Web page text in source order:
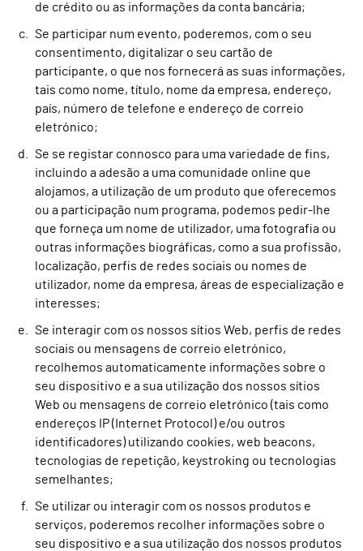
de crédito ou as informações da conta bancária;
Se participar num evento, poderemos, com o seu
consentimento, digitalizar o seu cartão de
participante, o que nos fornecerá as suas informações,
tais como nome, título, nome da empresa, endereço,
país, número de telefone e endereço de correio
eletrónico;
Se se registar connosco para uma variedade de fins,
incluindo a adesão a uma comunidade online que
alojamos, a utilização de um produto que oferecemos
ou a participação num programa, podemos pedir-lhe
que forneça um nome de utilizador, uma fotografia ou
outras informações biográficas, como a sua profissão,
localização, perfis de redes sociais ou nomes de
utilizador, nome da empresa, áreas de especialização e
interesses;
Se interagir com os nossos sítios Web, perfis de redes
sociais ou mensagens de correio eletrónico,
recolhemos automaticamente informações sobre o
seu dispositivo e a sua utilização dos nossos sítios
Web ou mensagens de correio eletrónico (tais como
endereços IP (Internet Protocol) e/ou outros
identificadores) utilizando cookies, web beacons,
tecnologias de repetição, keystroking ou tecnologias
semelhantes;
Se utilizar ou interagir com os nossos produtos e
serviços, poderemos recolher informações sobre o
seu dispositivo e a sua utilização dos nossos produtos